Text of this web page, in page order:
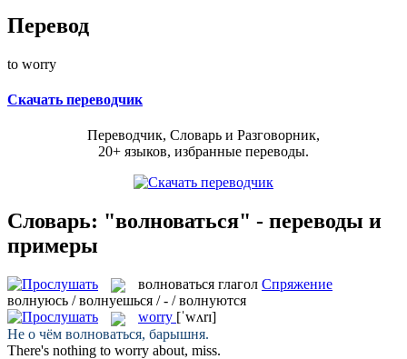
Перевод
to worry
Скачать переводчик
Переводчик, Словарь и Разговорник,
20+ языков, избранные переводы.
Словарь: "волноваться" - переводы и
примеры
волноваться глагол Спряжение
волнуюсь / волнуешься / - / волнуются
worry [ˈwʌrɪ]
Не о чём волноваться, барышня.
There's nothing to worry about, miss.